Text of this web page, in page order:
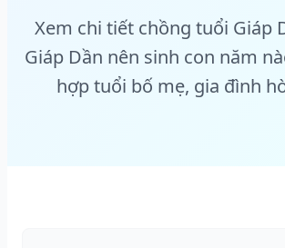
Xem chi tiết chồng tuổi Giáp
Giáp Dần nên sinh con năm
hợp tuổi bố mẹ, gia đình